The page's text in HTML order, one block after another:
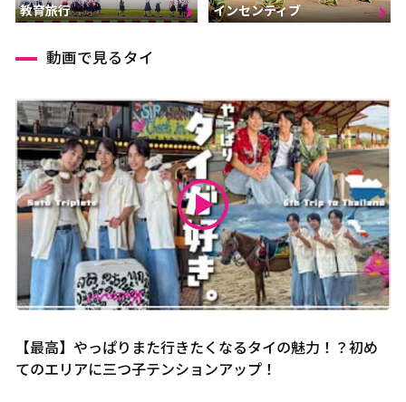
教育旅行 インセンティブ
動画で見るタイ
【最高】やっぱりまた行きたくなるタイの魅力！？初め
てのエリアに三つ子テンションアップ！